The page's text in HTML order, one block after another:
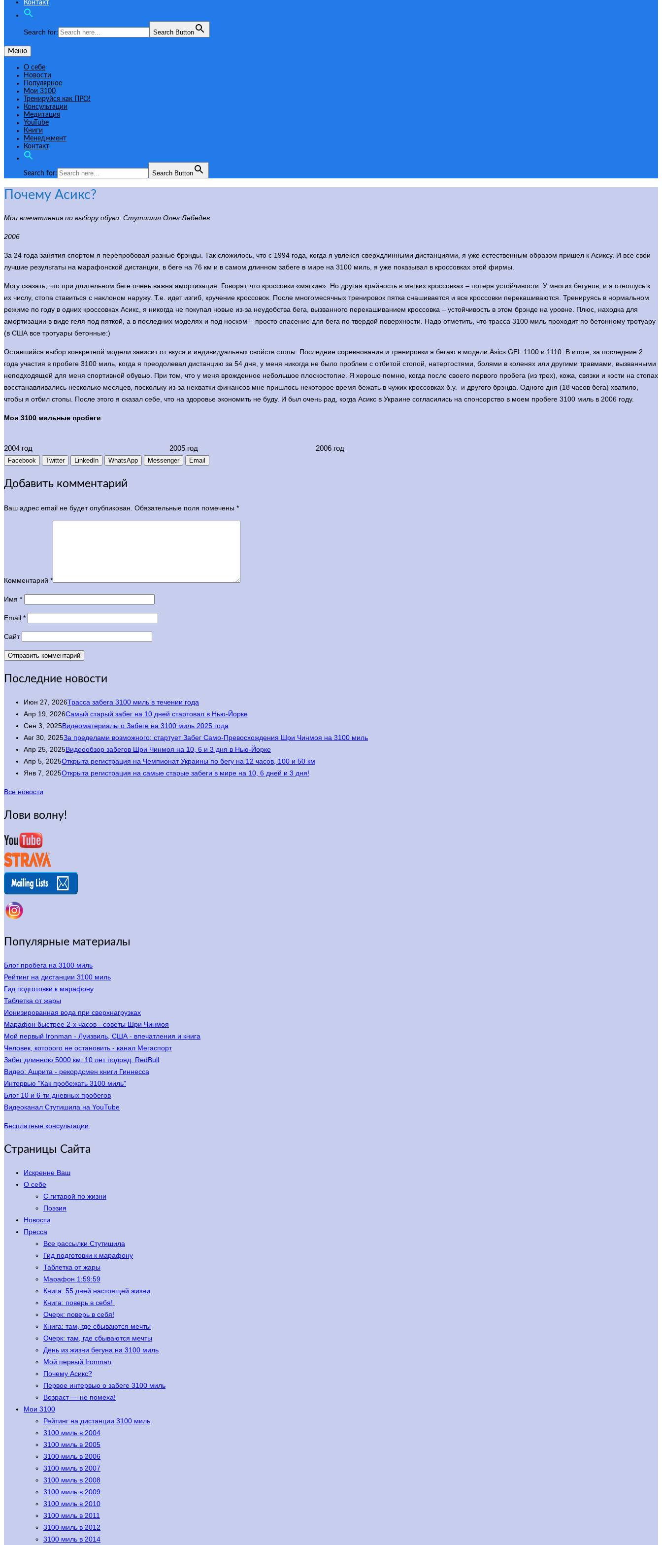
Контакт
Search for: Search Button
Меню
О себе
Новости
Популярное
Мои 3100
Тренируйся как ПРО!
Консультации
Медитация
YouTube
Книги
Менеджмент
Контакт
Search for: Search Button
Почему Асикс?
Мои впечатления по выбору обуви. Стутишил Олег Лебедев
2006
За 24 года занятия спортом я перепробовал разные брэнды. Так сложилось, что с 1994 года, когда я увлекся сверхдлинными дистанциями, я уже естественным образом пришел к Асиксу. И все свои
лучшие результаты на марафонской дистанции, в беге на 76 км и в самом длинном забеге в мире на 3100 миль, я уже показывал в кроссовках этой фирмы.
Могу сказать, что при длительном беге очень важна амортизация. Говорят, что кроссовки «мягкие». Но другая крайность в мягких кроссовках – потеря устойчивости. У многих бегунов, и я отношусь к
их числу, стопа ставиться с наклоном наружу. Т.е. идет изгиб, кручение кроссовок. После многомесячных тренировок пятка снашивается и все кроссовки перекашиваются. Тренируясь в нормальном
режиме по году в одних кроссовках Асикс, я никогда не покупал новые из-за неудобства бега, вызванного перекашиванием кроссовка – устойчивость в этом брэнде на уровне. Плюс, находка для
амортизации в виде геля под пяткой, а в последних моделях и под носком – просто спасение для бега по твердой поверхности. Надо отметить, что трасса 3100 миль проходит по бетонному тротуару
(в США все тротуары бетонные:)
Оставшийся выбор конкретной модели зависит от вкуса и индивидуальных свойств стопы. Последние соревнования и тренировки я бегаю в модели Asics GEL 1100 и 1110. В итоге, за последние 2
года участия в пробеге 3100 миль, когда я преодолевал дистанцию за 54 дня, у меня никогда не было проблем с отбитой стопой, натертостями, болями в коленях или другими травмами, вызванными
неподходящей для меня спортивной обувью. При том, что у меня врожденное небольшое плоскостопие. Я хорошо помню, когда после своего первого пробега (из трех), кожа, связки и кости на стопах
восстанавливались несколько месяцев, поскольку из-за нехватки финансов мне пришлось некоторое время бежать в чужих кроссовках б.у. и другого брэнда. Одного дня (18 часов бега) хватило,
чтобы я отбил стопы. После этого я сказал себе, что на здоровье экономить не буду. И был очень рад, когда Асикс в Украине согласились на спонсорство в моем пробеге 3100 миль в 2006 году.
Мои 3100 мильные пробеги
2004 год 2005 год 2006 год
Facebook Twitter LinkedIn WhatsApp Messenger Email
Добавить комментарий
Ваш адрес email не будет опубликован. Обязательные поля помечены *
Комментарий *
Имя *
Email *
Сайт
Последние новости
Июн 27, 2026Трасса забега 3100 миль в течении года
Апр 19, 2026Самый старый забег на 10 дней стартовал в Нью-Йорке
Сен 3, 2025Видеоматериалы о Забеге на 3100 миль 2025 года
Авг 30, 2025За пределами возможного: стартует Забег Само-Превосхождения Шри Чинмоя на 3100 миль
Апр 25, 2025Видеообзор забегов Шри Чинмоя на 10, 6 и 3 дня в Нью-Йорке
Апр 5, 2025Открыта регистрация на Чемпионат Украины по бегу на 12 часов, 100 и 50 км
Янв 7, 2025Открыта регистрация на самые старые забеги в мире на 10, 6 дней и 3 дня!
Все новости
Лови волну!
Популярные материалы
Блог пробега на 3100 миль
Рейтинг на дистанции 3100 миль
Гид подготовки к марафону
Таблетка от жары
Ионизированная вода при сверхнагрузках
Марафон быстрее 2-х часов - советы Шри Чинмоя
Мой первый Ironman - Луизвиль, США - впечатления и книга
Человек, которого не остановить - канал Мегаспорт
Забег длинною 5000 км. 10 лет подряд. RedBull
Видео: Ашрита - рекордсмен книги Гиннесса
Интервью "Как пробежать 3100 миль"
Блог 10 и 6-ти дневных пробегов
Видеоканал Стутишила на YouTube
Бесплатные консультации
Страницы Сайта
Искренне Ваш
О себе
С гитарой по жизни
Поэзия
Новости
Пресса
Все рассылки Стутишила
Гид подготовки к марафону
Таблетка от жары
Марафон 1:59:59
Книга: 55 дней настоящей жизни
Книга: поверь в себя!
Очерк: поверь в себя!
Книга: там, где сбываются мечты
Очерк: там, где сбываются мечты
День из жизни бегуна на 3100 миль
Мой первый Ironman
Почему Асикс?
Первое интервью о забеге 3100 миль
Возраст — не помеха!
Мои 3100
Рейтинг на дистанции 3100 миль
3100 миль в 2004
3100 миль в 2005
3100 миль в 2006
3100 миль в 2007
3100 миль в 2008
3100 миль в 2009
3100 миль в 2010
3100 миль в 2011
3100 миль в 2012
3100 миль в 2014